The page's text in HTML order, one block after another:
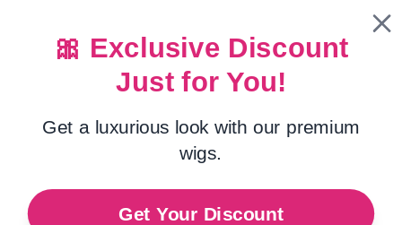
🎀 Exclusive Discount
Just for You!
Get a luxurious look with our premium
wigs.
Get Your Discount
Maison Faisceaux de cheveux avec frontal